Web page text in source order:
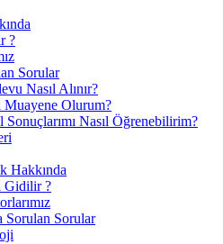
?
Sorular
Nasıl Alınır?
Muayene Olurum?
Sonuçlarımı Nasıl Öğrenebilirim?
Hakkında
Gidilir ?
Sorulan Sorular